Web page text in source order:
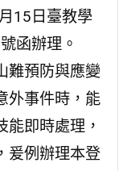
15日臺教學
函辦理。
難預防與應變
外事件時，能
能即時處理，
爰例辦理本登